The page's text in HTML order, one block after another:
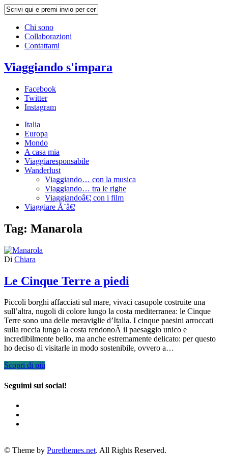
Chi sono
Collaborazioni
Contattami
Viaggiando s'impara
Facebook
Twitter
Instagram
Italia
Europa
Mondo
A casa mia
Viaggiaresponsabile
Wanderlust
Viaggiando… con la musica
Viaggiando… tra le righe
Viaggiandoâ€¦ con i film
Viaggiare Ã¨â€¦
Tag: Manarola
Di Chiara
Le Cinque Terre a piedi
Piccoli borghi affacciati sul mare, vivaci casupole costruite una
sull’altra, nugoli di colore lungo la costa mediterranea: le Cinque
Terre sono una delle meraviglie d’Italia. I cinque paesini arroccati
sulla roccia lungo la costa rendonoÂ il paesaggio unico e
incredibilmente bello, ma anche estremamente delicato: per questo
ho deciso di visitarle in modo sostenibile, ovvero a…
Scopri di più
Seguimi sui social!
© Theme by Purethemes.net. All Rights Reserved.